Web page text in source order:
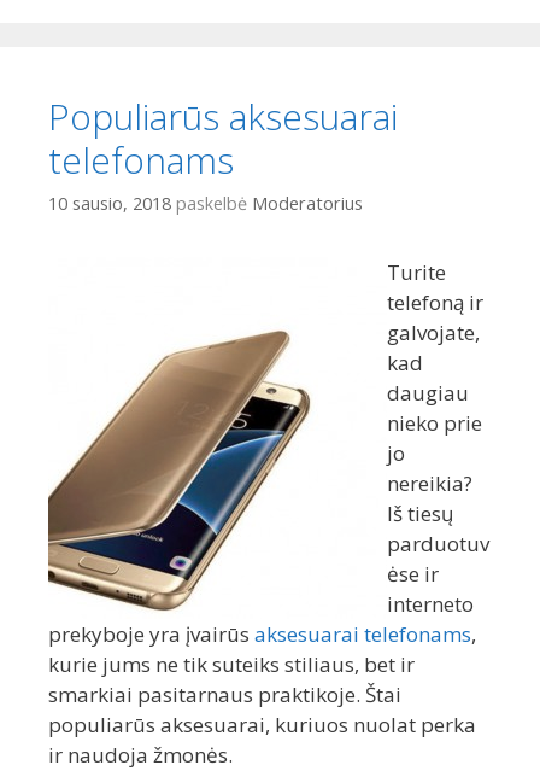
Populiarūs aksesuarai
telefonams
10 sausio, 2018 paskelbė Moderatorius
Turite
telefoną ir
galvojate,
kad
daugiau
nieko prie
jo
nereikia?
Iš tiesų
parduotuv
ėse ir
interneto
prekyboje yra įvairūs aksesuarai telefonams,
kurie jums ne tik suteiks stiliaus, bet ir
smarkiai pasitarnaus praktikoje. Štai
populiarūs aksesuarai, kuriuos nuolat perka
ir naudoja žmonės.